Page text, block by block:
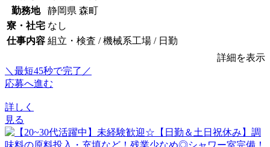
勤務地
静岡県 森町
寮・社宅 なし
仕事内容 組立・検査 / 機械系工場 / 日勤
詳細を表示
＼最短45秒で完了／
応募へ進む
詳しく
見る